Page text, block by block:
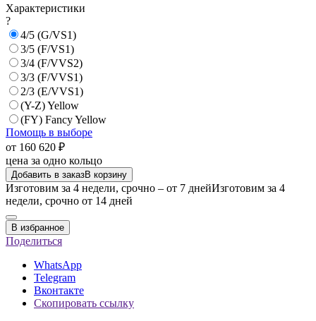
Характеристики
?
4/5 (G/VS1)
3/5 (F/VS1)
3/4 (F/VVS2)
3/3 (F/VVS1)
2/3 (E/VVS1)
(Y-Z) Yellow
(FY) Fancy Yellow
Помощь в выборе
от 160 620 ₽
цена за одно кольцо
Добавить в заказВ корзину
Изготовим за 4 недели, срочно – от 7 днейИзготовим за 4
недели, срочно от 14 дней
В избранное
Поделиться
WhatsApp
Telegram
Вконтакте
Скопировать ссылку